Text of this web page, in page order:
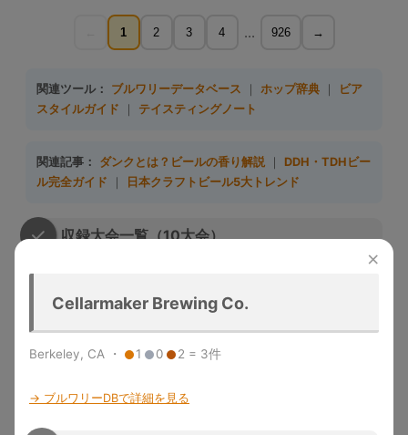
1 2 3 4 ... 926 →
×
Cellarmaker Brewing Co.
Berkeley, CA ・ 1 0 2 = 3件
→ ブルワリーDBで詳細を見る
関連ツール： ブルワリーデータベース ホップ辞典
ビア
スタイルガイド
テイスティングノート
関連記事： ダンクとは？ビールの香り解説
DDH・TDHビー
ル完全ガイド
日本クラフトビール5大トレンド
収録大会一覧（10大会）
大会名
Great
Beer Festival
1983-
2025
デンバー
（米国）
米国最大のビール品評会。
Gold/Silver/Bronze授与